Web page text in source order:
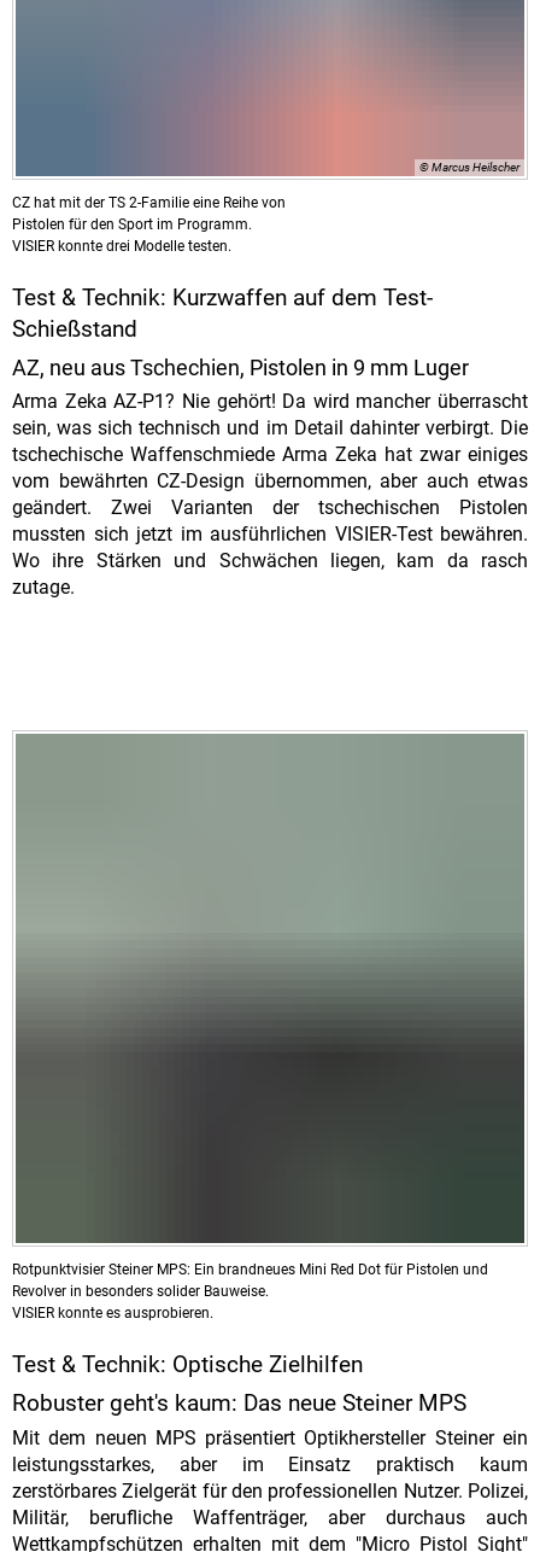
© Marcus Heilscher
CZ hat mit der TS 2-Familie eine Reihe von
Pistolen für den Sport im Programm.
VISIER konnte drei Modelle testen.
Test & Technik: Kurzwaffen auf dem Test-
Schießstand
AZ, neu aus Tschechien, Pistolen in 9 mm Luger
Arma Zeka AZ-P1? Nie gehört! Da wird mancher überrascht
sein, was sich technisch und im Detail dahinter verbirgt. Die
tschechische Waffenschmiede Arma Zeka hat zwar einiges
vom bewährten CZ-Design übernommen, aber auch etwas
geändert. Zwei Varianten der tschechischen Pistolen
mussten sich jetzt im ausführlichen VISIER-Test bewähren.
Wo ihre Stärken und Schwächen liegen, kam da rasch
zutage.
Rotpunktvisier Steiner MPS: Ein brandneues Mini Red Dot für Pistolen und
Revolver in besonders solider Bauweise.
VISIER konnte es ausprobieren.
Test & Technik: Optische Zielhilfen
Robuster geht's kaum: Das neue Steiner MPS
Mit dem neuen MPS präsentiert Optikhersteller Steiner ein
leistungsstarkes, aber im Einsatz praktisch kaum
zerstörbares Zielgerät für den professionellen Nutzer. Polizei,
Militär, berufliche Waffenträger, aber durchaus auch
Wettkampfschützen erhalten mit dem "Micro Pistol Sight"